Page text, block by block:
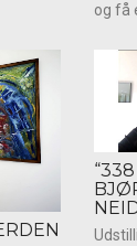
og få